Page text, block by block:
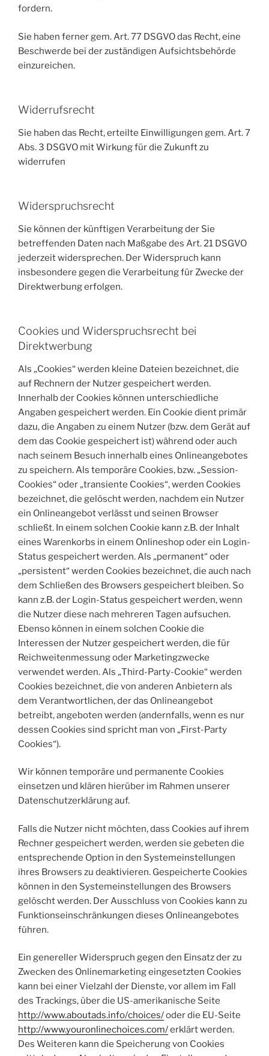
fordern.
Sie haben ferner gem. Art. 77 DSGVO das Recht, eine
Beschwerde bei der zuständigen Aufsichtsbehörde
einzureichen.
Widerrufsrecht
Sie haben das Recht, erteilte Einwilligungen gem. Art. 7
Abs. 3 DSGVO mit Wirkung für die Zukunft zu
widerrufen
Widerspruchsrecht
Sie können der künftigen Verarbeitung der Sie
betreffenden Daten nach Maßgabe des Art. 21 DSGVO
jederzeit widersprechen. Der Widerspruch kann
insbesondere gegen die Verarbeitung für Zwecke der
Direktwerbung erfolgen.
Cookies und Widerspruchsrecht bei
Direktwerbung
Als „Cookies“ werden kleine Dateien bezeichnet, die
auf Rechnern der Nutzer gespeichert werden.
Innerhalb der Cookies können unterschiedliche
Angaben gespeichert werden. Ein Cookie dient primär
dazu, die Angaben zu einem Nutzer (bzw. dem Gerät auf
dem das Cookie gespeichert ist) während oder auch
nach seinem Besuch innerhalb eines Onlineangebotes
zu speichern. Als temporäre Cookies, bzw. „Session-
Cookies“ oder „transiente Cookies“, werden Cookies
bezeichnet, die gelöscht werden, nachdem ein Nutzer
ein Onlineangebot verlässt und seinen Browser
schließt. In einem solchen Cookie kann z.B. der Inhalt
eines Warenkorbs in einem Onlineshop oder ein Login-
Status gespeichert werden. Als „permanent“ oder
„persistent“ werden Cookies bezeichnet, die auch nach
dem Schließen des Browsers gespeichert bleiben. So
kann z.B. der Login-Status gespeichert werden, wenn
die Nutzer diese nach mehreren Tagen aufsuchen.
Ebenso können in einem solchen Cookie die
Interessen der Nutzer gespeichert werden, die für
Reichweitenmessung oder Marketingzwecke
verwendet werden. Als „Third-Party-Cookie“ werden
Cookies bezeichnet, die von anderen Anbietern als
dem Verantwortlichen, der das Onlineangebot
betreibt, angeboten werden (andernfalls, wenn es nur
dessen Cookies sind spricht man von „First-Party
Cookies“).
Wir können temporäre und permanente Cookies
einsetzen und klären hierüber im Rahmen unserer
Datenschutzerklärung auf.
Falls die Nutzer nicht möchten, dass Cookies auf ihrem
Rechner gespeichert werden, werden sie gebeten die
entsprechende Option in den Systemeinstellungen
ihres Browsers zu deaktivieren. Gespeicherte Cookies
können in den Systemeinstellungen des Browsers
gelöscht werden. Der Ausschluss von Cookies kann zu
Funktionseinschränkungen dieses Onlineangebotes
führen.
Ein genereller Widerspruch gegen den Einsatz der zu
Zwecken des Onlinemarketing eingesetzten Cookies
kann bei einer Vielzahl der Dienste, vor allem im Fall
des Trackings, über die US-amerikanische Seite
http://www.aboutads.info/choices/oder die EU-Seite
http://www.youronlinechoices.com/erklärt werden.
Des Weiteren kann die Speicherung von Cookies